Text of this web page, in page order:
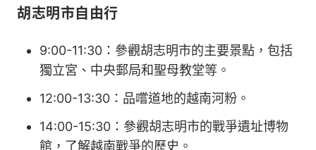
胡志明市自由行
9:00-11:30：參觀胡志明市的主要景點，包括
獨立宮、中央郵局和聖母教堂等。
12:00-13:30：品嚐道地的越南河粉。
14:00-15:30：參觀胡志明市的戰爭遺址博物
館，了解越南戰爭的歷史。